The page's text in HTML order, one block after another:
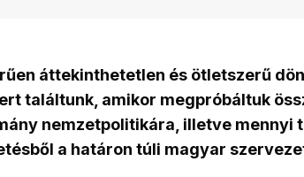
áttekinthetetlen és ötletszerű
találtunk, amikor megpróbáltuk
nemzetpolitikára, illetve mennyi
a határon túli magyar